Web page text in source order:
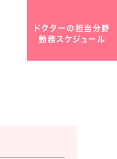
ドクターの担当分野
勤務スケジュール